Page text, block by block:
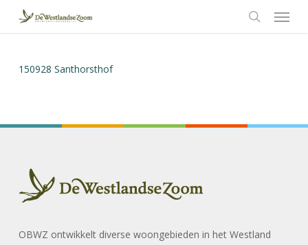
Menu
150928 Santhorsthof
OBWZ ontwikkelt diverse woongebieden in het Westland